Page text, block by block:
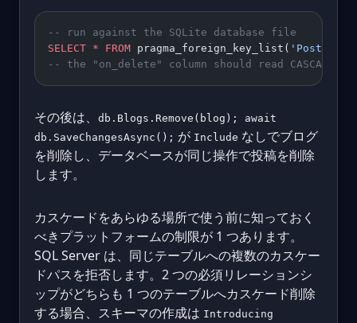
-- run against the SQLite database file
SELECT * FROM pragma_foreign_key_list( 'Posts'
-- the "on_delete" column should read CASCADE,
その後は、
db.Blogs.Remove(blog); await
db.SaveChangesAsync(); が Include なしでブログ
を削除し、データベースが同じ操作で投稿を削除
します。
カスケードをあらゆる場所で使う前に知っておく
べきプラットフォームの制限が 1 つあります。
SQL Server は、同じテーブルへの複数のカスケー
ドパスを拒否します。2 つの必須リレーションシ
ップがどちらも 1 つのテーブルへカスケード削除
する場合、スキーマの作成は Introducing